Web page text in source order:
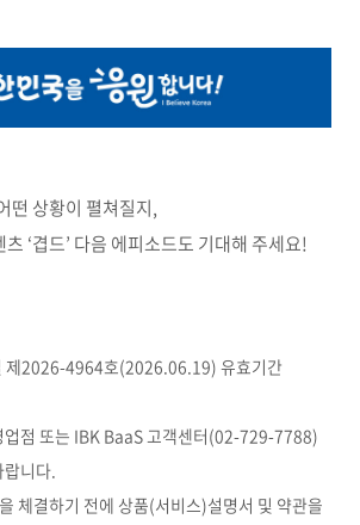
떤 상황이 펼쳐질지,
‘겹드’ 다음 에피소드도 기대해 주세요!
제2026-4964호(2026.06.19) 유효기간
업점 또는 IBK BaaS 고객센터(02-729-7788)
니다.
체결하기 전에 상품(서비스)설명서 및 약관을